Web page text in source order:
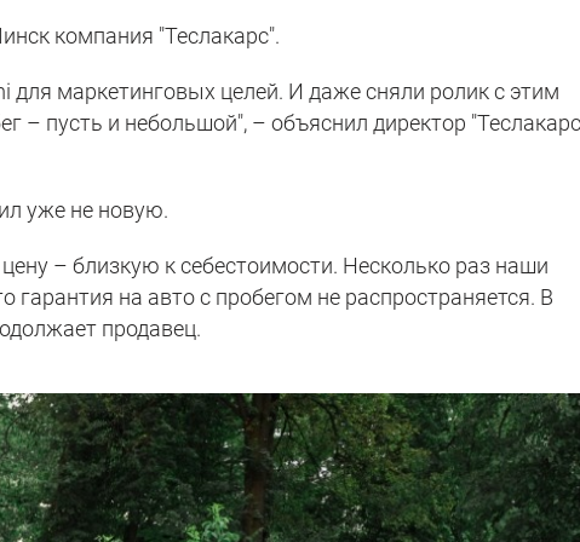
компания "Теслакарс".
для маркетинговых целей. И даже сняли ролик с этим
– пусть и небольшой", – объяснил директор
уже не новую.
– близкую к себестоимости. Несколько раз наши
на авто с пробегом не распространяется. В
продавец.